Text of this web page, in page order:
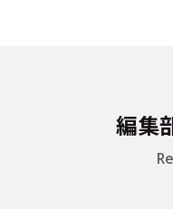
編集